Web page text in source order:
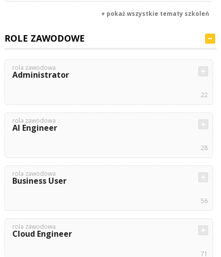
+ pokaż wszystkie tematy szkoleń
ROLE ZAWODOWE
rola zawodowa
Administrator
22
rola zawodowa
AI Engineer
28
rola zawodowa
Business User
56
rola zawodowa
Cloud Engineer
71